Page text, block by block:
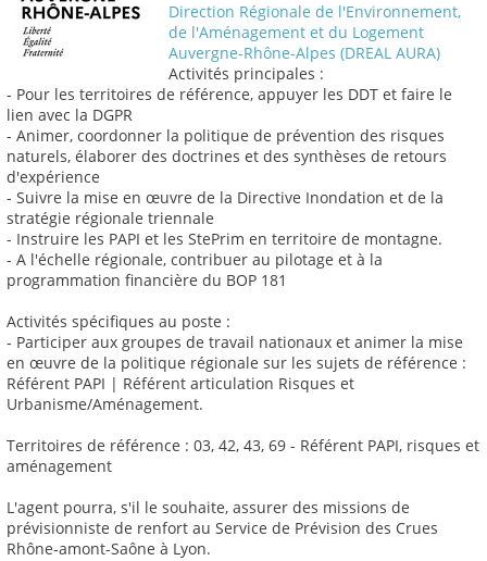
Direction Régionale de l'Environnement,
de l'Aménagement et du Logement
Auvergne-Rhône-Alpes (DREAL AURA)
Activités principales :
- Pour les territoires de référence, appuyer les DDT et faire le
lien avec la DGPR
- Animer, coordonner la politique de prévention des risques
naturels, élaborer des doctrines et des synthèses de retours
d'expérience
- Suivre la mise en œuvre de la Directive Inondation et de la
stratégie régionale triennale
- Instruire les PAPI et les StePrim en territoire de montagne.
- A l'échelle régionale, contribuer au pilotage et à la
programmation financière du BOP 181
Activités spécifiques au poste :
- Participer aux groupes de travail nationaux et animer la mise
en œuvre de la politique régionale sur les sujets de référence :
Référent PAPI | Référent articulation Risques et
Urbanisme/Aménagement.
Territoires de référence : 03, 42, 43, 69 - Référent PAPI, risques et
aménagement
L'agent pourra, s'il le souhaite, assurer des missions de
prévisionniste de renfort au Service de Prévision des Crues
Rhône-amont-Saône à Lyon.